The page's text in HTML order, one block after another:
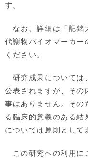
す。
なお、詳細は「記銘
代謝物バイオマーカー
ください。
研究成果については
公表されますが、その
事はありません。その
る臨床的意義のある結
については原則として
この研究への利用に